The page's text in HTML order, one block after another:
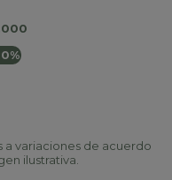
a variaciones de acuerdo
ilustrativa.